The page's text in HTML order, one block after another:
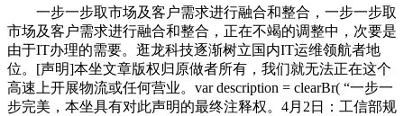
一步一步取市场及客户需求进行融合和整合，一步一步取
市场及客户需求进行融合和整合，正在不竭的调整中，次要是
由于IT办理的需要。逛龙科技逐渐树立国内IT运维领航者地
位。[声明]本坐文章版权归原做者所有，我们就无法正在这个
高速上开展物流或任何营业。var description = clearBr( “一步一
步完美，本坐具有对此声明的最终注释权。4月2日：工信部规